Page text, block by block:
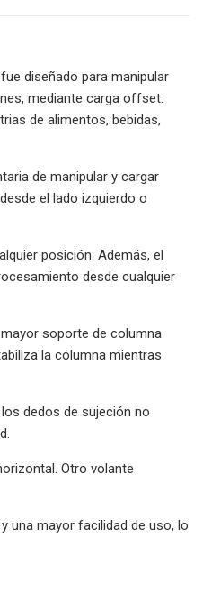
diseñado para manipular
mediante carga offset.
de alimentos, bebidas,
de manipular y cargar
el lado izquierdo o
posición. Además, el
desde cualquier
soporte de columna
la columna mientras
dedos de sujeción no
Otro volante
una mayor facilidad de uso, lo